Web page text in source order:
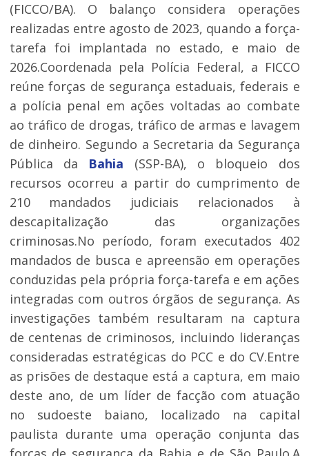
(FICCO/BA). O balanço considera operações
realizadas entre agosto de 2023, quando a força-
tarefa foi implantada no estado, e maio de
2026.Coordenada pela Polícia Federal, a FICCO
reúne forças de segurança estaduais, federais e
a polícia penal em ações voltadas ao combate
ao tráfico de drogas, tráfico de armas e lavagem
de dinheiro. Segundo a Secretaria da Segurança
Pública da Bahia (SSP-BA), o bloqueio dos
recursos ocorreu a partir do cumprimento de
210 mandados judiciais relacionados à
descapitalização das organizações
criminosas.No período, foram executados 402
mandados de busca e apreensão em operações
conduzidas pela própria força-tarefa e em ações
integradas com outros órgãos de segurança. As
investigações também resultaram na captura
de centenas de criminosos, incluindo lideranças
consideradas estratégicas do PCC e do CV.Entre
as prisões de destaque está a captura, em maio
deste ano, de um líder de facção com atuação
no sudoeste baiano, localizado na capital
paulista durante uma operação conjunta das